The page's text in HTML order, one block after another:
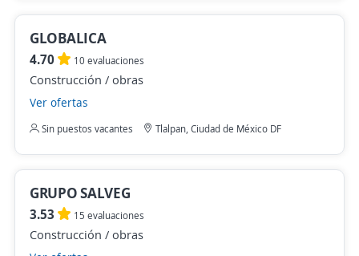
GLOBALICA
4.70 10 evaluaciones
Construcción / obras
Ver ofertas
Sin puestos vacantes Tlalpan, Ciudad de México DF
GRUPO SALVEG
3.53 15 evaluaciones
Construcción / obras